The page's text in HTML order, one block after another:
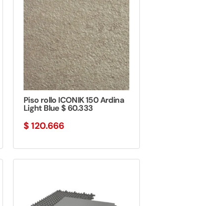
Piso rollo ICONIK 150 Ardina
Light Blue $ 60.333
$ 120.666